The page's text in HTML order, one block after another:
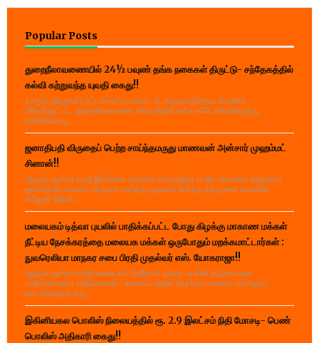
Popular Posts
துறைநீலாவணையில் 24½ பவுண் தங்க நகைகள் திருட்டு- சந்தேகத்தில்
கல்வி கற்றுவந்த யுவதி கைது!!
(பாறுக் ஷிஹான்) மட்டக்களப்பு மாவட்டம், களுவாஞ்சிகுடி பொலிஸ்
பிரிவுக்குட்பட்ட துறைநீலாவணை கிராமத்தில் உள்ள வீடொன்றிலிருந்து
தாலிக்கொடி,...
ஜனாதிபதி விருதைப் பெற்ற சாய்ந்தமருது மாணவன் அன்சார் முஹம்மட்
சினான்!!
(நூருல் ஹுதா உமர்) இலங்கை சாரணர் சங்கத்தின் உயரிய கௌரவ விருதான
ஜனாதிபதி சாரணர் விருதை சாய்ந்தமருதைச் சேர்ந்த கல்முனை ஸாஹிரா
கல்லூரி (தேசி...
மலையகம் டித்வா புயலில் பாதிக்கப்பட்ட போது கிழக்கு மாகாண மக்கள்
நீட்டிய நேசக்கரத்தை மலையக மக்கள் ஒருபோதும் மறக்கமாட்டார்கள் :
நுவரெலியா மாநகர சபை பிரதி முதல்வர் எஸ். யோகராஜா!!
(நூருல் ஹுதா உமர்) மலையகப் பிரதேசம் டித்வா புயலில் கடுமையான
பாதிப்புக்களை எதிர்கொண்ட காலகட்டத்தில் கிழக்கு மாகாண மக்களும்,
ஊடகங்களும் வழ...
இகினியகல பொலிஸ் நிலையத்தில் ரூ. 2.9 இலட்சம் நிதி மோசடி- பெண்
பொலிஸ் அதிகாரி கைது!!